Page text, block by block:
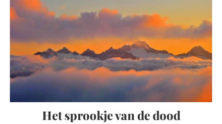
Het sprookje van de dood